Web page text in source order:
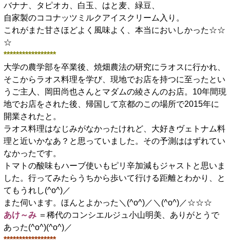
バナナ、タピオカ、白玉、はと麦、緑豆、
自家製のココナッツミルクアイスクリーム入り。
これがまた甘さほどよく風味よく、本当においしかった☆☆
☆
*****************
大学の農学部を卒業後、焼畑農法の研究にラオスに行かれ、
そこからラオス料理を学び、現地でお店を持つに至ったとい
うご主人、岡田尚也さんとマダムの綾さんのお店。10年間現
地でお店をされた後、帰国して京都のこの場所で2015年に
開業されたと。
ラオス料理はなじみがなかったけれど、大好きヴェトナム料
理と近いかなあ？と思っていました。その予測ははずれてい
なかったです。
トマトの酸味もハーブ使いもピリ辛加減もジャストと思いま
した。行ってみたらうちから歩いて行ける距離とわかり、と
てもうれし(^o^)／
また伺います。ほんとよかった＼(^o^)／＼(^o^)／☆☆☆
あけ～み ＝稀代のコンシエルジュ小山明美、 ありがとうで
あった(^o^)(^o^)／
*****************